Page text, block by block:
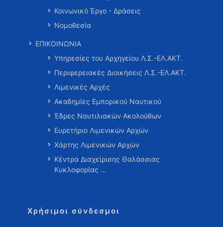
Κοινωνικό Έργο - Δράσεις
Νομοθεσία
ΕΠΙΚΟΙΝΩΝΙΑ
Υπηρεσίες του Αρχηγείου Λ.Σ.-ΕΛ.ΑΚΤ.
Περιφερειακές Διοικήσεις Λ.Σ.-ΕΛ.ΑΚΤ.
Λιμενικές Αρχές
Ακαδημίες Εμπορικού Ναυτικού
Έδρες Ναυτιλιακών Ακολούθων
Ευρετήριο Λιμενικών Αρχών
Χάρτης Λιμενικών Αρχών
Κέντρα Διαχείρισης Θαλάσσιας
Κυκλοφορίας …
Χρήσιμοι σύνδεσμοι